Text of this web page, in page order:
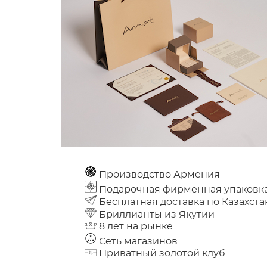
Производство Армения
Подарочная фирменная
Бесплатная доставка по
Бриллианты из Якутии
8 лет на рынке
Сеть магазинов
Приватный золотой клуб